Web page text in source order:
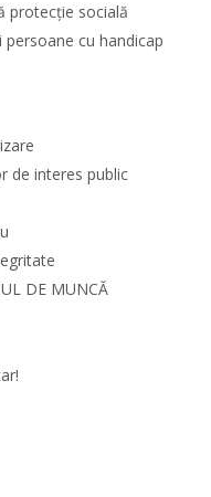
protecție socială
cu handicap
de interes public
DE MUNCĂ